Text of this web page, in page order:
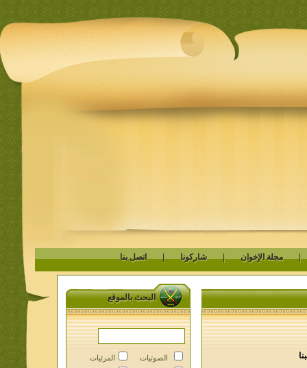
مجلة الإخوان | شاركونا | اتصل بنا
البحث بالموقع
الصوتيات
المرئيات